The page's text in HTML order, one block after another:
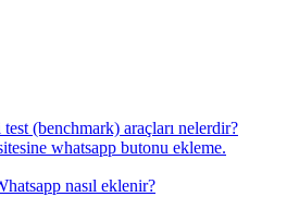
(benchmark) araçları nelerdir?
whatsapp butonu ekleme.